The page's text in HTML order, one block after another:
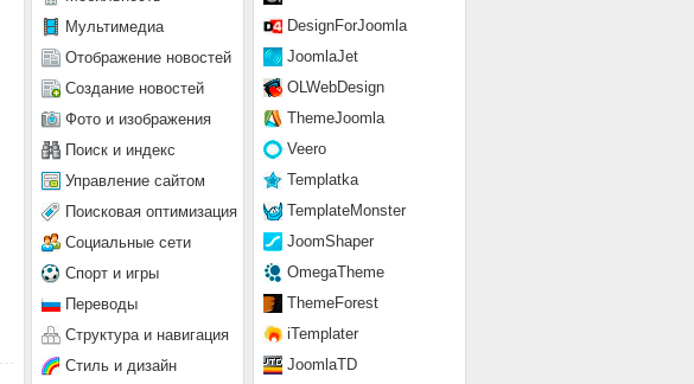
DesignForJoomla
JoomlaJet
OLWebDesign
ThemeJoomla
Veero
Templatka
TemplateMonster
JoomShaper
OmegaTheme
ThemeForest
iTemplater
JoomlaTD
Мультимедиа
Отображение новостей
Создание новостей
Фото и изображения
Поиск и индекс
Управление сайтом
Поисковая оптимизация
Социальные сети
Спорт и игры
Переводы
Структура и навигация
Стиль и дизайн